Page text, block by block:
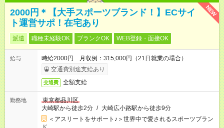
NEW
2000円＊【大手スポーツブランド！】ECサイ
ト運営サポ！在宅あり
派遣 職種未経験OK ブランクOK WEB登録・面接OK
給与
時給2000円 月収例：315,000円（21日就業の場合）
交通費別途支給あり
交通費 全額支給
勤務地
東京都品川区
大崎駅から徒歩2分 / 大崎広小路駅から徒歩9分
＜アスリートをサポート♪＞世界中で愛されるスポーツブラン